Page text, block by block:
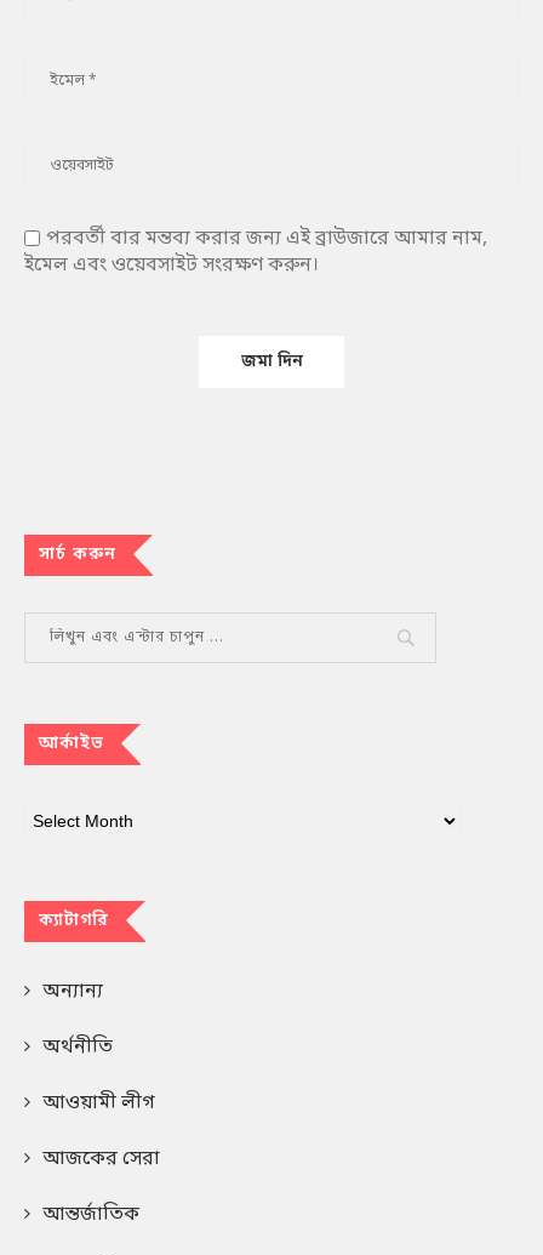
পরবর্তী বার মন্তব্য করার জন্য এই ব্রাউজারে আমার নাম,
ইমেল এবং ওয়েবসাইট সংরক্ষণ করুন।
সার্চ করুন
আর্কাইভ
ক্যাটাগরি
অন্যান্য
অর্থনীতি
আওয়ামী লীগ
আজকের সেরা
আন্তর্জাতিক